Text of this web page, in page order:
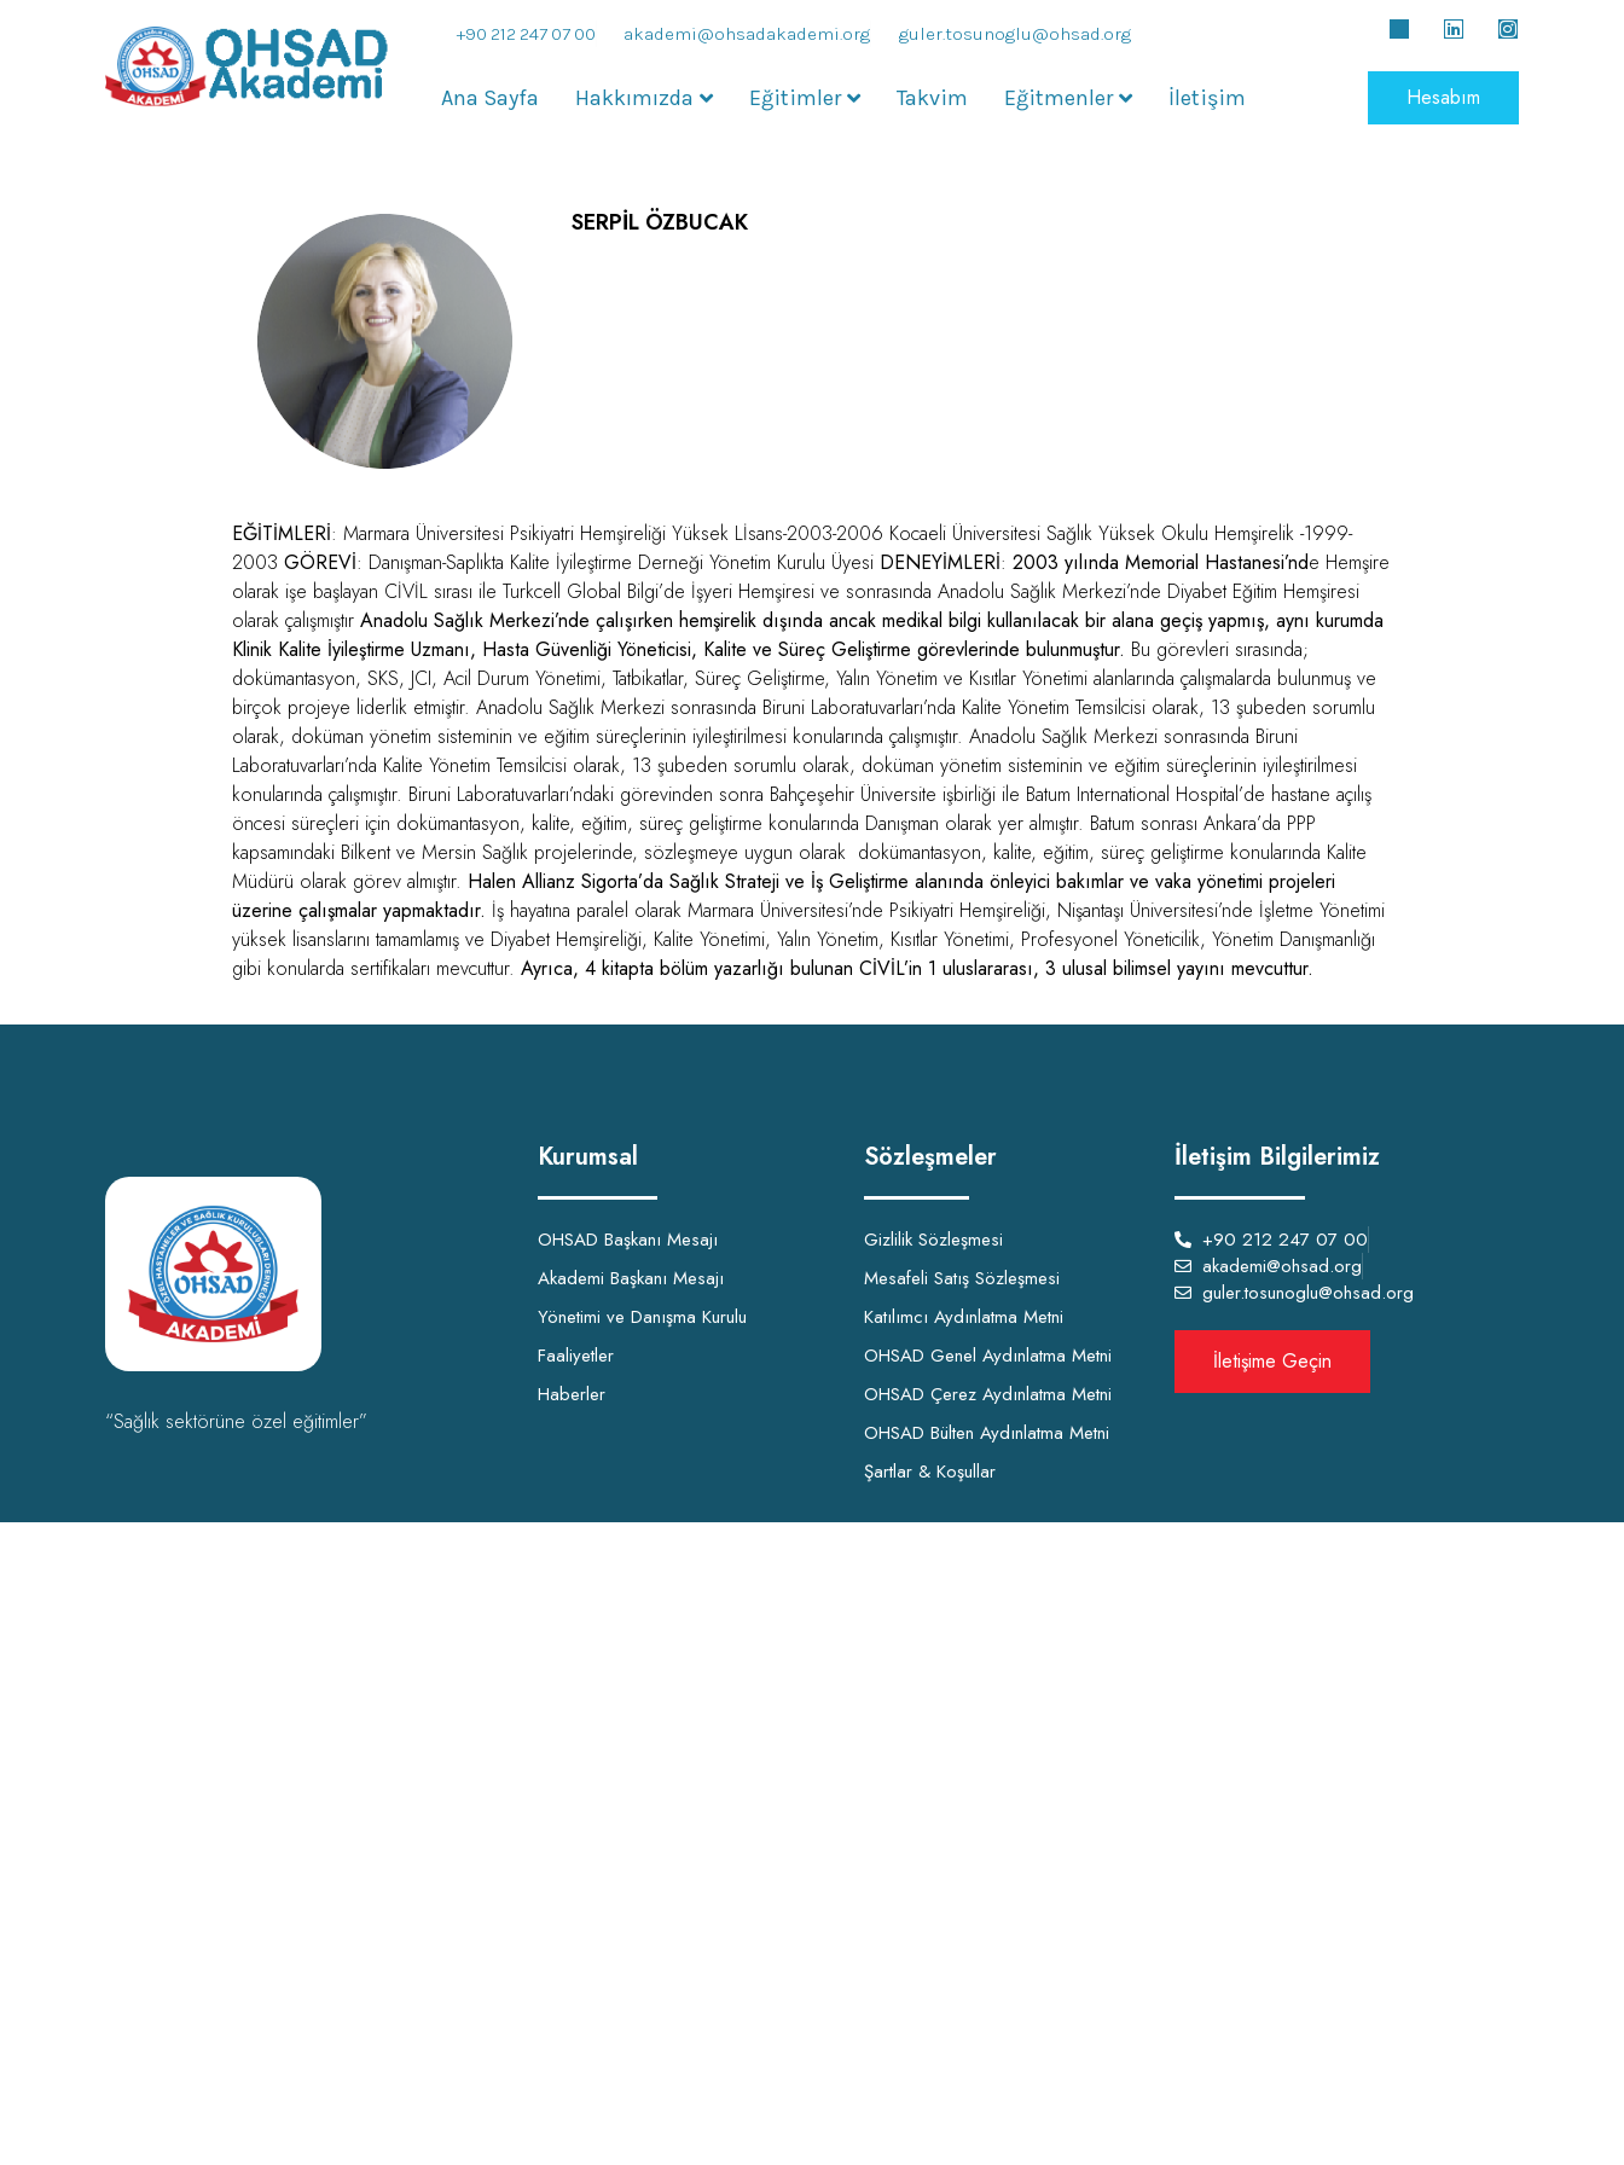
+90 212 247 07 00 akademi@ohsadakademi.org guler.tosunoglu@ohsad.org
Ana Sayfa Hakkımızda Eğitimler Takvim Eğitmenler İletişim Hesabım
SERPİL ÖZBUCAK
EĞİTİMLERİ: Marmara Üniversitesi Psikiyatri Hemşireliği Yüksek Lİsans-2003-2006 Kocaeli Üniversitesi Sağlık Yüksek Okulu Hemşirelik -1999-
2003 GÖREVİ: Danışman-Saplıkta Kalite İyileştirme Derneği Yönetim Kurulu Üyesi DENEYİMLERİ: 2003 yılında Memorial Hastanesi’nde Hemşire
olarak işe başlayan CİVİL sırası ile Turkcell Global Bilgi’de İşyeri Hemşiresi ve sonrasında Anadolu Sağlık Merkezi’nde Diyabet Eğitim Hemşiresi
olarak çalışmıştır Anadolu Sağlık Merkezi’nde çalışırken hemşirelik dışında ancak medikal bilgi kullanılacak bir alana geçiş yapmış, aynı kurumda
Klinik Kalite İyileştirme Uzmanı, Hasta Güvenliği Yöneticisi, Kalite ve Süreç Geliştirme görevlerinde bulunmuştur. Bu görevleri sırasında;
dokümantasyon, SKS, JCI, Acil Durum Yönetimi, Tatbikatlar, Süreç Geliştirme, Yalın Yönetim ve Kısıtlar Yönetimi alanlarında çalışmalarda bulunmuş ve
birçok projeye liderlik etmiştir. Anadolu Sağlık Merkezi sonrasında Biruni Laboratuvarları’nda Kalite Yönetim Temsilcisi olarak, 13 şubeden sorumlu
olarak, doküman yönetim sisteminin ve eğitim süreçlerinin iyileştirilmesi konularında çalışmıştır. Anadolu Sağlık Merkezi sonrasında Biruni
Laboratuvarları’nda Kalite Yönetim Temsilcisi olarak, 13 şubeden sorumlu olarak, doküman yönetim sisteminin ve eğitim süreçlerinin iyileştirilmesi
konularında çalışmıştır. Biruni Laboratuvarları’ndaki görevinden sonra Bahçeşehir Üniversite işbirliği ile Batum International Hospital’de hastane açılış
öncesi süreçleri için dokümantasyon, kalite, eğitim, süreç geliştirme konularında Danışman olarak yer almıştır. Batum sonrası Ankara’da PPP
kapsamındaki Bilkent ve Mersin Sağlık projelerinde, sözleşmeye uygun olarak dokümantasyon, kalite, eğitim, süreç geliştirme konularında Kalite
Müdürü olarak görev almıştır. Halen Allianz Sigorta’da Sağlık Strateji ve İş Geliştirme alanında önleyici bakımlar ve vaka yönetimi projeleri
üzerine çalışmalar yapmaktadır. İş hayatına paralel olarak Marmara Üniversitesi’nde Psikiyatri Hemşireliği, Nişantaşı Üniversitesi’nde İşletme Yönetimi
yüksek lisanslarını tamamlamış ve Diyabet Hemşireliği, Kalite Yönetimi, Yalın Yönetim, Kısıtlar Yönetimi, Profesyonel Yöneticilik, Yönetim Danışmanlığı
gibi konularda sertifikaları mevcuttur. Ayrıca, 4 kitapta bölüm yazarlığı bulunan CİVİL’in 1 uluslararası, 3 ulusal bilimsel yayını mevcuttur.
“Sağlık sektörüne özel eğitimler”
Kurumsal
OHSAD Başkanı Mesajı
Akademi Başkanı Mesajı
Yönetimi ve Danışma Kurulu
Faaliyetler
Haberler
Sözleşmeler
Gizlilik Sözleşmesi
Mesafeli Satış Sözleşmesi
Katılımcı Aydınlatma Metni
OHSAD Genel Aydınlatma Metni
OHSAD Çerez Aydınlatma Metni
OHSAD Bülten Aydınlatma Metni
Şartlar & Koşullar
İletişim Bilgilerimiz
+90 212 247 07 00
akademi@ohsad.org
guler.tosunoglu@ohsad.org
İletişime Geçin